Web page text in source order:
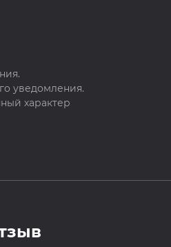
уведомления.
характер